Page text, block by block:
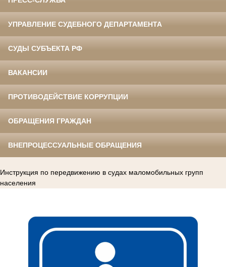
УПРАВЛЕНИЕ СУДЕБНОГО ДЕПАРТАМЕНТА
СУДЫ СУБЪЕКТА РФ
ВАКАНСИИ
ПРОТИВОДЕЙСТВИЕ КОРРУПЦИИ
ОБРАЩЕНИЯ ГРАЖДАН
ВНЕПРОЦЕССУАЛЬНЫЕ ОБРАЩЕНИЯ
Инструкция по передвижению в судах маломобильных групп
населения